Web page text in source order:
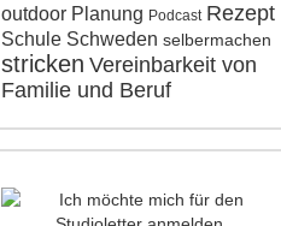
outdoor Planung Podcast Rezept
Schule Schweden selbermachen
stricken Vereinbarkeit von
Familie und Beruf